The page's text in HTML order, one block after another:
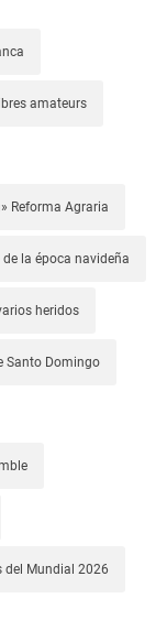
amateurs
Reforma Agraria
la época navideña
heridos
Santo Domingo
del Mundial 2026